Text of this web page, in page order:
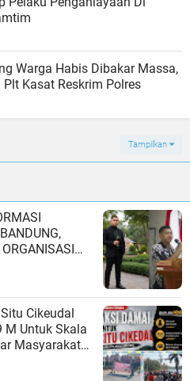
Warga Habis Dibakar Massa,
Plt Kasat Reskrim Polres
Tampilkan
Cikeudal
M Untuk Skala
Masyarakat